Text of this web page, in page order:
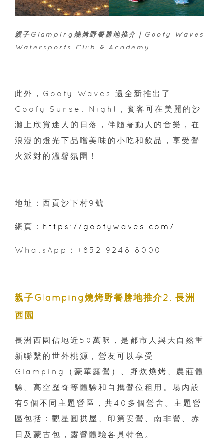
親子Glamping燒烤野餐勝地推介｜Goofy Waves
Watersports Club & Academy
此外，Goofy Waves 還全新推出了
Goofy Sunset Night，賓客可在美麗的沙
灘上欣賞迷人的日落，伴隨著動人的音樂，在
浪漫的燈光下品嚐美味的小吃和飲品，享受營
火派對的溫馨氛圍！
地址：西貢沙下村9號
網頁： https://goofywaves.com/
WhatsApp：+852 9248 8000
親子Glamping燒烤野餐勝地推介2. 長洲
西園
長洲西園佔地近50萬呎，是都市人與大自然重
新聯繫的世外桃源，營友可以享受
Glamping（豪華露營）、野炊燒烤、農莊體
驗、高空歷奇等體驗和自攜營位租用。場內設
有5個不同主題營區，共40多個營舍。主題營
區包括：觀星圓拱屋、印第安營、南非營、赤
日及蒙古包，露營體驗各具特色。